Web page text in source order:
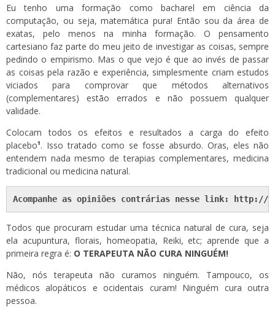
Eu tenho uma formação como bacharel em ciência da
computação, ou seja, matemática pura! Então sou da área de
exatas, pelo menos na minha formação. O pensamento
cartesiano faz parte do meu jeito de investigar as coisas, sempre
pedindo o empirismo. Mas o que vejo é que ao invés de passar
as coisas pela razão e experiência, simplesmente criam estudos
viciados para comprovar que métodos alternativos
(complementares) estão errados e não possuem qualquer
validade.
Colocam todos os efeitos e resultados a carga do efeito
placebo¹. Isso tratado como se fosse absurdo. Oras, eles não
entendem nada mesmo de terapias complementares, medicina
tradicional ou medicina natural.
Acompanhe as opiniões contrárias nesse link: http://
Todos que procuram estudar uma técnica natural de cura, seja
ela acupuntura, florais, homeopatia, Reiki, etc; aprende que a
primeira regra é: O TERAPEUTA NÃO CURA NINGUÉM!
Não, nós terapeuta não curamos ninguém. Tampouco, os
médicos alopáticos e ocidentais curam! Ninguém cura outra
pessoa.